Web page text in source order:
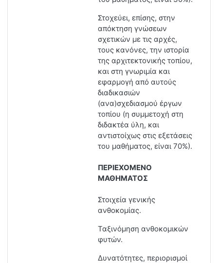
Στοχεύει, επίσης, στην
απόκτηση γνώσεων
σχετικών με τις αρχές,
τους κανόνες, την ιστορία
της αρχιτεκτονικής τοπίου,
και στη γνωριμία και
εφαρμογή από αυτούς
διαδικασιών
(ανα)σχεδιασμού έργων
τοπίου (η συμμετοχή στη
διδακτέα ύλη, και
αντιστοίχως στις εξετάσεις
του μαθήματος, είναι 70%).
ΠΕΡΙΕΧΟΜΕΝΟ
ΜΑΘΗΜΑΤΟΣ
Στοιχεία γενικής
ανθοκομίας.
Ταξινόμηση ανθοκομικών
φυτών.
Δυνατότητες, περιορισμοί